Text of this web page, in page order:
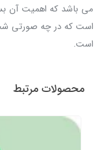
می باشد که اهمیت آن
است که در چه صورتی
است.
محصولات مرتبط